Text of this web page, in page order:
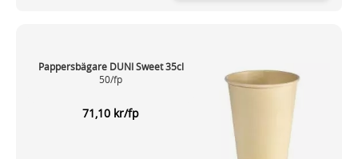
Pappersbägare DUNI Sweet 35cl
50/fp
71,10 kr/fp